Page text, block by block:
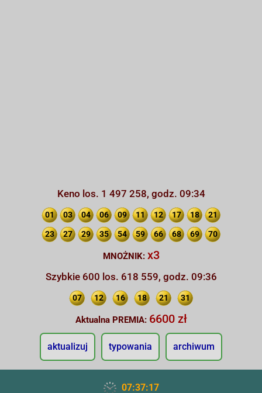
Keno los. 1 497 258, godz. 09:34
01 03 04 06 09 11 12 17 18 21
23 27 29 35 54 59 66 68 69 70
MNOŻNIK: x3
Szybkie 600 los. 618 559, godz. 09:36
07 12 16 18 21 31
Aktualna PREMIA: 6600 zł
aktualizuj typowania archiwum
07:37:18